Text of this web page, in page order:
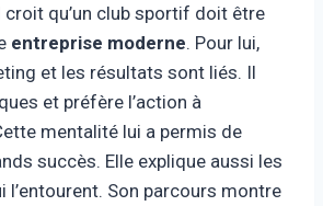
croit qu’un club sportif doit être
entreprise moderne. Pour lui,
et les résultats sont liés. Il
et préfère l’action à
mentalité lui a permis de
succès. Elle explique aussi les
l’entourent. Son parcours montre